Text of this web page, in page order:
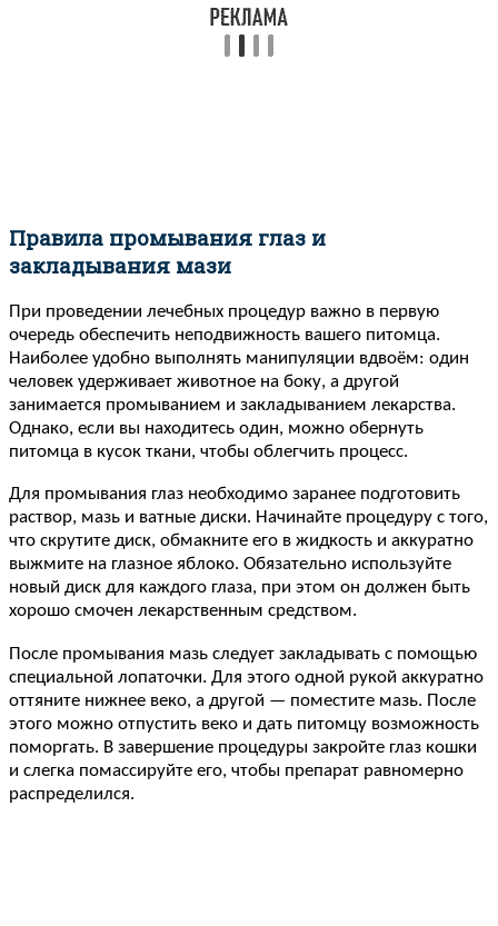
Правила промывания глаз и
закладывания мази
При проведении лечебных процедур важно в первую
очередь обеспечить неподвижность вашего питомца.
Наиболее удобно выполнять манипуляции вдвоём: один
человек удерживает животное на боку, а другой
занимается промыванием и закладыванием лекарства.
Однако, если вы находитесь один, можно обернуть
питомца в кусок ткани, чтобы облегчить процесс.
Для промывания глаз необходимо заранее подготовить
раствор, мазь и ватные диски. Начинайте процедуру с того,
что скрутите диск, обмакните его в жидкость и аккуратно
выжмите на глазное яблоко. Обязательно используйте
новый диск для каждого глаза, при этом он должен быть
хорошо смочен лекарственным средством.
После промывания мазь следует закладывать с помощью
специальной лопаточки. Для этого одной рукой аккуратно
оттяните нижнее веко, а другой — поместите мазь. После
этого можно отпустить веко и дать питомцу возможность
поморгать. В завершение процедуры закройте глаз кошки
и слегка помассируйте его, чтобы препарат равномерно
распределился.